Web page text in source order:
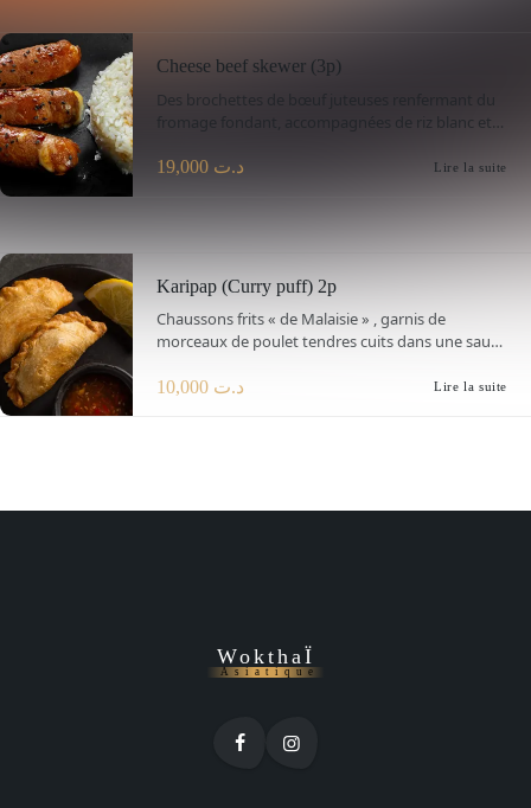
Cheese beef skewer (3p)
Des brochettes de bœuf juteuses renfermant du
fromage fondant, accompagnées de riz blanc et
د.ت
Lire la suite
Karipap (Curry puff) 2p
Chaussons frits « de Malaisie » , garnis de
morceaux de poulet tendres cuits dans une sauce
د.ت
Lire la suite
WokthaÏ
Asiatique